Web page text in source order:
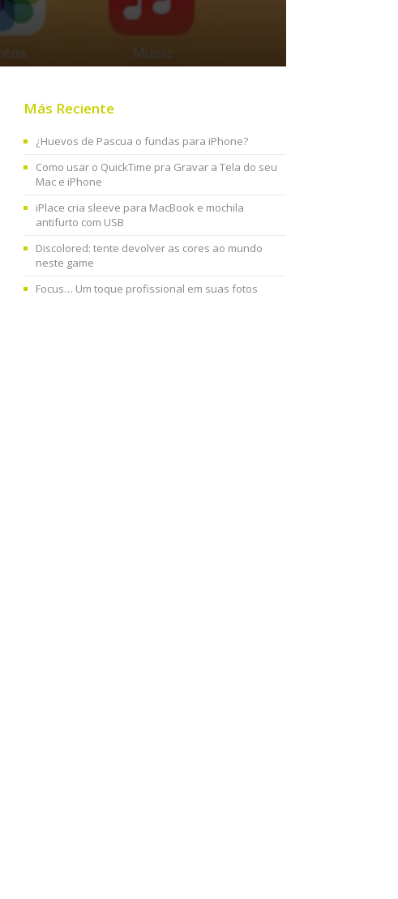
Más Reciente
¿Huevos de Pascua o fundas para iPhone?
Como usar o QuickTime pra Gravar a Tela do seu
Mac e iPhone
iPlace cria sleeve para MacBook e mochila
antifurto com USB
Discolored: tente devolver as cores ao mundo
neste game
Focus… Um toque profissional em suas fotos